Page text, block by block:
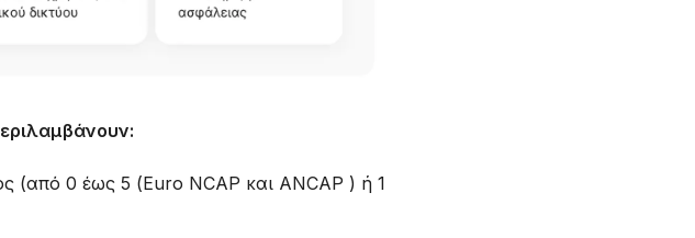
(από 0 έως 5 (Euro NCAP και ANCAP ) ή 1